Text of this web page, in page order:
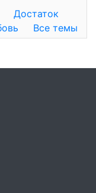
Достаток
Все темы